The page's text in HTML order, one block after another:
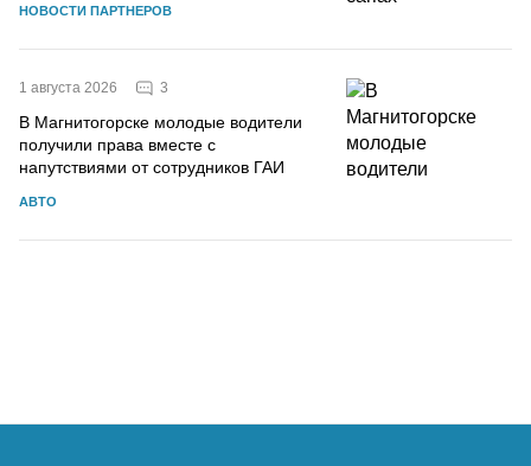
НОВОСТИ ПАРТНЕРОВ
1 августа 2026 3
В Магнитогорске молодые водители
получили права вместе с
напутствиями от сотрудников ГАИ
АВТО